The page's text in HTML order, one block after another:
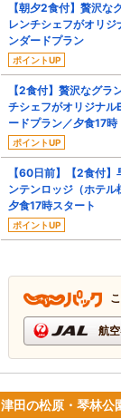
【朝夕2食付】贅沢な
レンチシェフがオリ
ンダードプラン
ポイントUP
【2食付】贅沢なグラ
チシェフがオリジナ
ードプラン／夕食17時
ポイントUP
【60日前】【2食付
ンテンロッジ（ホテ
夕食17時スタート
ポイントUP
航
津田の松原・琴林公